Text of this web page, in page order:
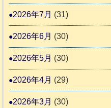
2026年7月 (31)
2026年6月 (30)
2026年5月 (30)
2026年4月 (29)
2026年3月 (30)